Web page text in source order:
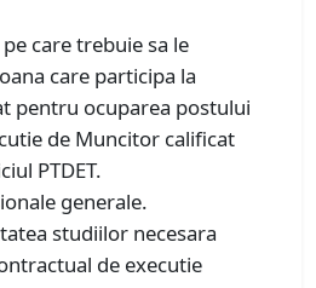
care trebuie sa le
care participa la
pentru ocuparea postului
de Muncitor calificat
PTDET.
generale.
studiilor necesara
de executie